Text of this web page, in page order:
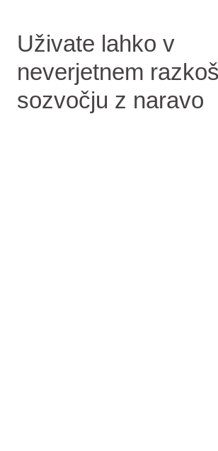
Uživate lahko v
neverjetnem
sozvočju z naravo